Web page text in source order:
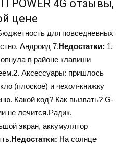
POWER 4G отзывы,
цене
для повседневных
Андроид 7.Недостатки: 1.
в районе клавиши
Аксессуары: пришлось
(плоское) и чехол-книжку
Какой код? Как вызвать? G-
не лечится.Радик.
экран, аккумулятор
Недостатки: На солнце